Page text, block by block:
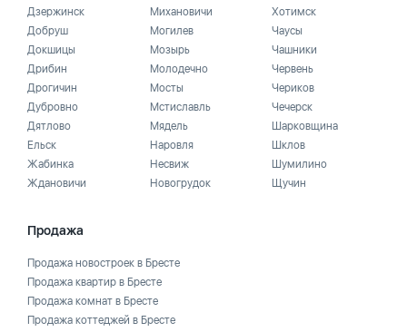
Дзержинск
Добруш
Докшицы
Дрибин
Дрогичин
Дубровно
Дятлово
Ельск
Жабинка
Ждановичи
Михановичи
Могилев
Мозырь
Молодечно
Мосты
Мстиславль
Мядель
Наровля
Несвиж
Новогрудок
Хотимск
Чаусы
Чашники
Червень
Чериков
Чечерск
Шарковщина
Шклов
Шумилино
Щучин
Продажа
Продажа новостроек в Бресте
Продажа квартир в Бресте
Продажа комнат в Бресте
Продажа коттеджей в Бресте